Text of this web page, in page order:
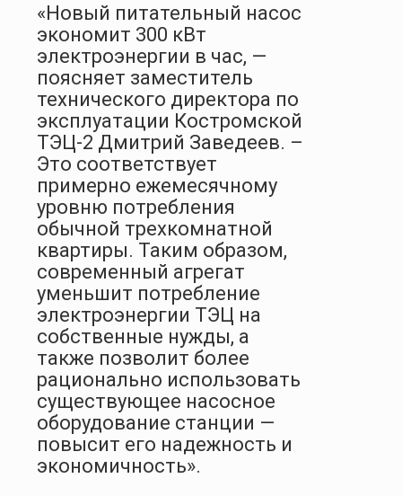
«Новый питательный насос
экономит 300 кВт
электроэнергии в час, —
поясняет заместитель
технического директора по
эксплуатации Костромской
ТЭЦ-2 Дмитрий Заведеев. –
Это соответствует
примерно ежемесячному
уровню потребления
обычной трехкомнатной
квартиры. Таким образом,
современный агрегат
уменьшит потребление
электроэнергии ТЭЦ на
собственные нужды, а
также позволит более
рационально использовать
существующее насосное
оборудование станции —
повысит его надежность и
экономичность».